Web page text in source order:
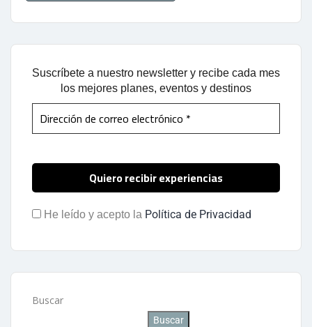
Suscríbete a nuestro newsletter y recibe cada mes
los mejores planes, eventos y destinos
He leído y acepto la Política de Privacidad
Buscar
Buscar